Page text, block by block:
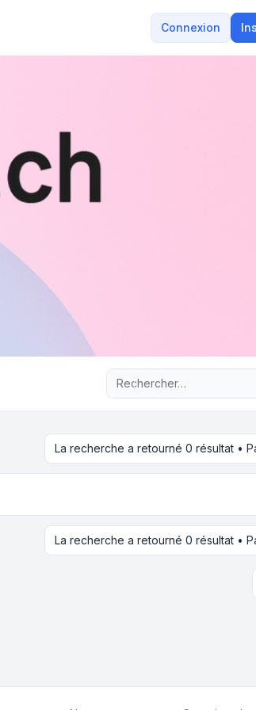
Connexion
Recherche avancée
La recherche a retourné 0 résultat •
La recherche a retourné 0 résultat •